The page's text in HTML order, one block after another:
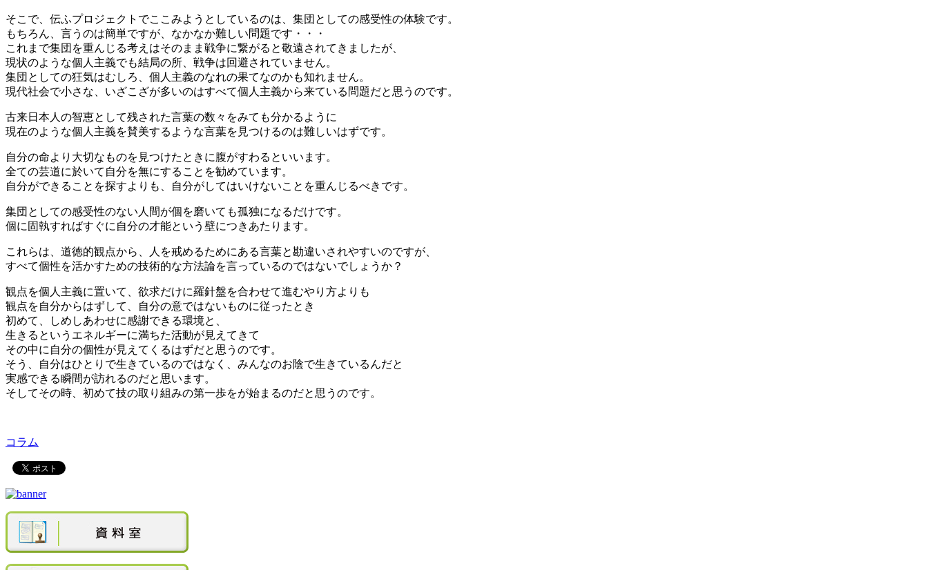
そこで、伝ふプロジェクトでここみようとしているのは、集団としての感受性の体験です。
もちろん、言うのは簡単ですが、なかなか難しい問題です・・・
これまで集団を重んじる考えはそのまま戦争に繋がると敬遠されてきましたが、
現状のような個人主義でも結局の所、戦争は回避されていません。
集団としての狂気はむしろ、個人主義のなれの果てなのかも知れません。
現代社会で小さな、いざこざが多いのはすべて個人主義から来ている問題だと思うのです。
古来日本人の智恵として残された言葉の数々をみても分かるように
現在のような個人主義を賛美するような言葉を見つけるのは難しいはずです。
自分の命より大切なものを見つけたときに腹がすわるといいます。
全ての芸道に於いて自分を無にすることを勧めています。
自分ができることを探すよりも、自分がしてはいけないことを重んじるべきです。
集団としての感受性のない人間が個を磨いても孤独になるだけです。
個に固執すればすぐに自分の才能という壁につきあたります。
これらは、道徳的観点から、人を戒めるためにある言葉と勘違いされやすいのですが、
すべて個性を活かすための技術的な方法論を言っているのではないでしょうか？
観点を個人主義に置いて、欲求だけに羅針盤を合わせて進むやり方よりも
観点を自分からはずして、自分の意ではないものに従ったとき
初めて、しめしあわせに感謝できる環境と、
生きるというエネルギーに満ちた活動が見えてきて
その中に自分の個性が見えてくるはずだと思うのです。
そう、自分はひとりで生きているのではなく、みんなのお陰で生きているんだと
実感できる瞬間が訪れるのだと思います。
そしてその時、初めて技の取り組みの第一歩をが始まるのだと思うのです。
コラム